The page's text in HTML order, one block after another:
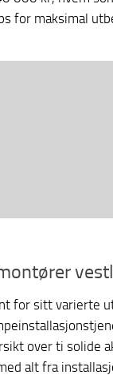
for maksimal
for sitt varierte
over ti solide
alt fra